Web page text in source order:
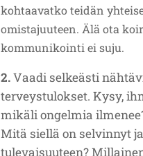
kohtaavatko teidän
omistajuuteen. Älä ota
kommunikointi ei suju.
2.Vaadi selkeästi
terveystulokset. Kysy,
mikäli ongelmia
Mitä siellä on selvinnyt
tulevaisuuteen?